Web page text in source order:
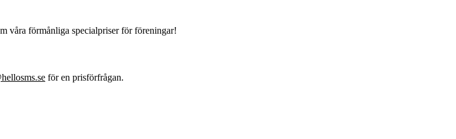
våra förmånliga specialpriser för föreningar!
för en prisförfrågan.